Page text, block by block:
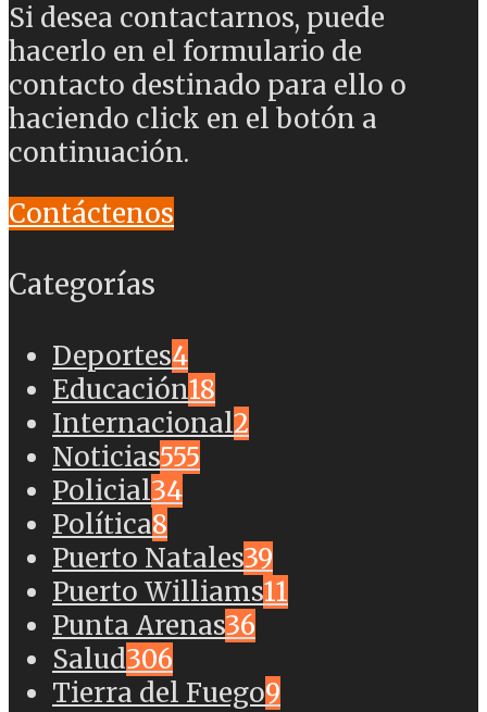
Si desea contactarnos, puede
hacerlo en el formulario de
contacto destinado para ello o
haciendo click en el botón a
continuación.
Contáctenos
Categorías
Deportes4
Educación18
Internacional2
Noticias555
Policial34
Política8
Puerto Natales39
Puerto Williams11
Punta Arenas36
Salud306
Tierra del Fuego9